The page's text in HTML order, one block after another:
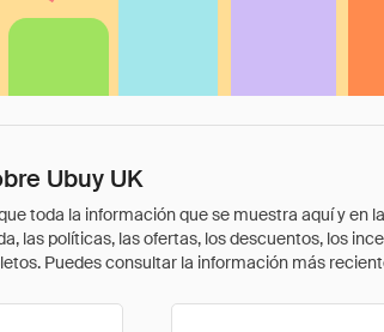
Ubuy UK
toda la información que se muestra aquí y
las políticas, las ofertas, los descuentos, los
Puedes consultar la información más